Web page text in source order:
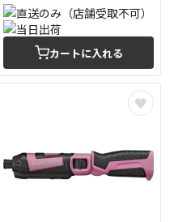
カートに入れる